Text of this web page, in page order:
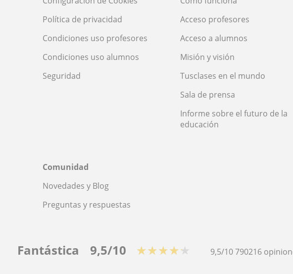
Política de privacidad
Condiciones uso profesores
Condiciones uso alumnos
Seguridad
Acceso profesores
Acceso a alumnos
Misión y visión
Tusclases en el mundo
Sala de prensa
Informe sobre el futuro de la
educación
Comunidad
Novedades y Blog
Preguntas y respuestas
Fantástica 9,5/10 ★★★★★ 9,5/10790216